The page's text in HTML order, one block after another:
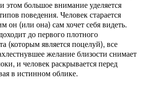
этом большое внимание уделяется
поведения. Человек старается
он (или она) сам хочет себя видеть.
до первого плотного
(которым является поцелуй), все
желание близости снимает
и человек раскрывается перед
в истинном облике.